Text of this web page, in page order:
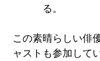
る。
この素晴らしい俳
ャストも参加して